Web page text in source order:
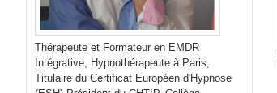
Thérapeute et Formateur en EMDR
Intégrative, Hypnothérapeute à Paris,
Titulaire du Certificat Européen d'Hypnose